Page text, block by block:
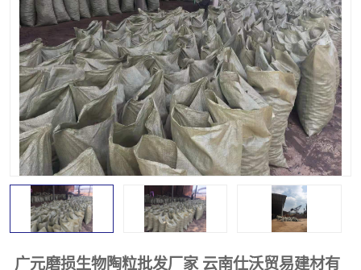
广元磨损生物陶粒批发厂家 云南仕沃贸易建材有
建筑陶粒 陶粒回填
轻质陶粒